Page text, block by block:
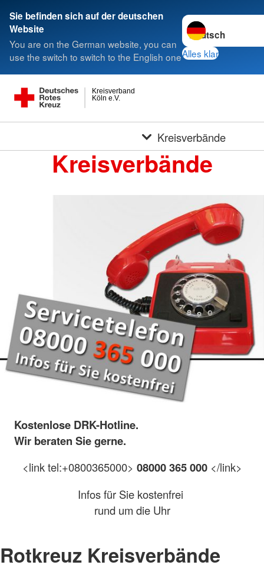
Sie befinden sich auf der deutschen
Website
You are on the German website, you can
use the switch to switch to the English one
Sprache wechseln
Alles klar
Köln e.V.
Kreisverband
Kreisverbände
Kreisverbände
Kostenlose DRK-Hotline.
Wir beraten Sie gerne.
<link tel:+0800365000> 08000 365 000 </link>
Infos für Sie kostenfrei
rund um die Uhr
Rotkreuz Kreisverbände